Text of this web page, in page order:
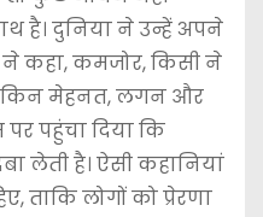
है। दुनिया ने उन्हें अपने
कहा, कमजोर, किसी ने
मेहनत, लगन और
पहुंचा दिया कि
लेती है। ऐसी कहानियां
ताकि लोगों को प्रेरणा